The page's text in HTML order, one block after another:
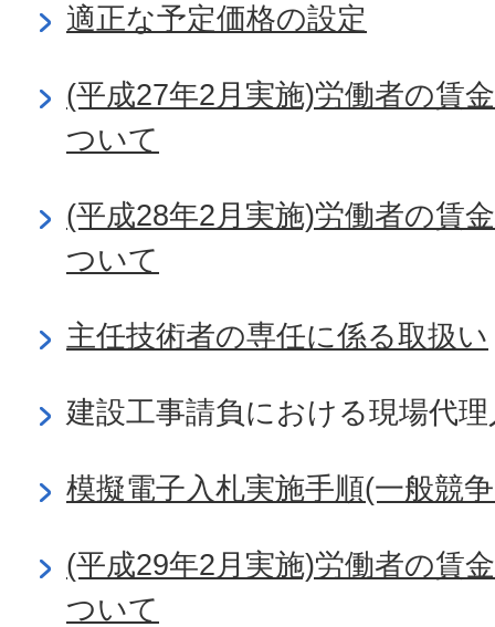
適正な予定価格の設定
(平成27年2月実施)労働者の賃
ついて
(平成28年2月実施)労働者の賃
ついて
主任技術者の専任に係る取扱い
建設工事請負における現場代
模擬電子入札実施手順(一般競
(平成29年2月実施)労働者の賃
ついて